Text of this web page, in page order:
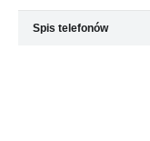
Spis telefonów